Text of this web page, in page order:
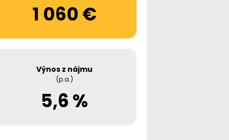
1 060 €
Výnos z nájmu
(p.a.)
5,6 %